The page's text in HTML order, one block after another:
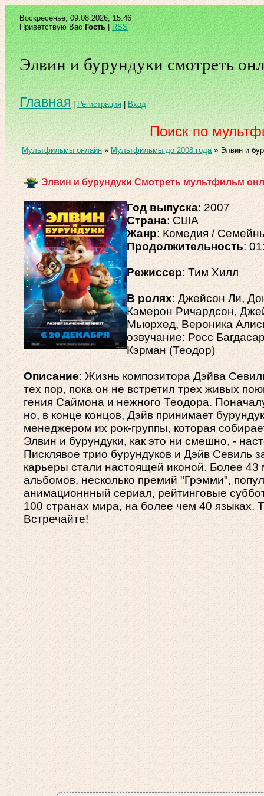
Воскресенье, 09.08.2026, 15:46
Приветствую Вас Гость| RSS
Элвин и бурундуки смотреть
Главная |Регистрация| Вход
Поиск по
Мультфильмы онлайн» Мультфильмы до 2008 года» Элвин и
Элвин и бурундуки Смотреть мультфильм
Год выпуска: 2007
Страна: США
Жанр: Комедия /
Продолжительность:
Режиссер: Тим Хилл
В ролях: Джейсон Ли,
Кэмерон Ричардсон,
Мьюрхед, Вероника
озвучание: Росс
Кэрман (Теодор)
Описание: Жизнь композитора Дэйва
тех пор, пока он не встретил трех живых
гения Саймона и нежного Теодора.
но, в конце концов, Дэйв принимает
менеджером их рок-группы, которая
Элвин и бурундуки, как это ни смешно, -
Писклявое трио бурундуков и Дэйв Севиль
карьеры стали настоящей иконой. Более
альбомов, несколько премий "Грэмми",
анимационнный сериал, рейтинговые
100 странах мира, на более чем 40 языках.
Встречайте!